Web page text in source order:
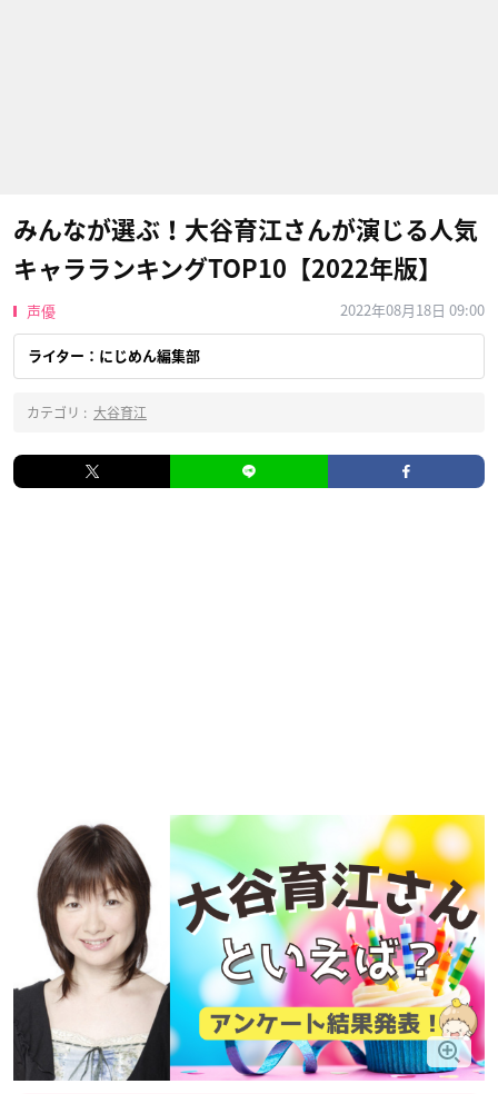
みんなが選ぶ！大谷育江さんが演じる人気
キャラランキングTOP10【2022年版】
声優 2022年08月18日 09:00
ライター：にじめん編集部
カテゴリ : 大谷育江